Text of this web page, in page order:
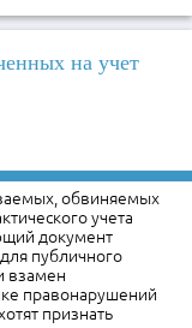
на учет
обвиняемых
учета
документ
публичного
взамен
правонарушений
признать